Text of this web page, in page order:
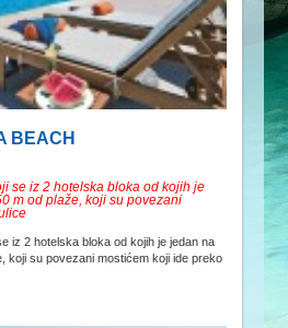
BEACH
se iz 2 hotelska bloka od kojih je
m od plaže, koji su povezani
iz 2 hotelska bloka od kojih je jedan na
koji su povezani mostićem koji ide preko